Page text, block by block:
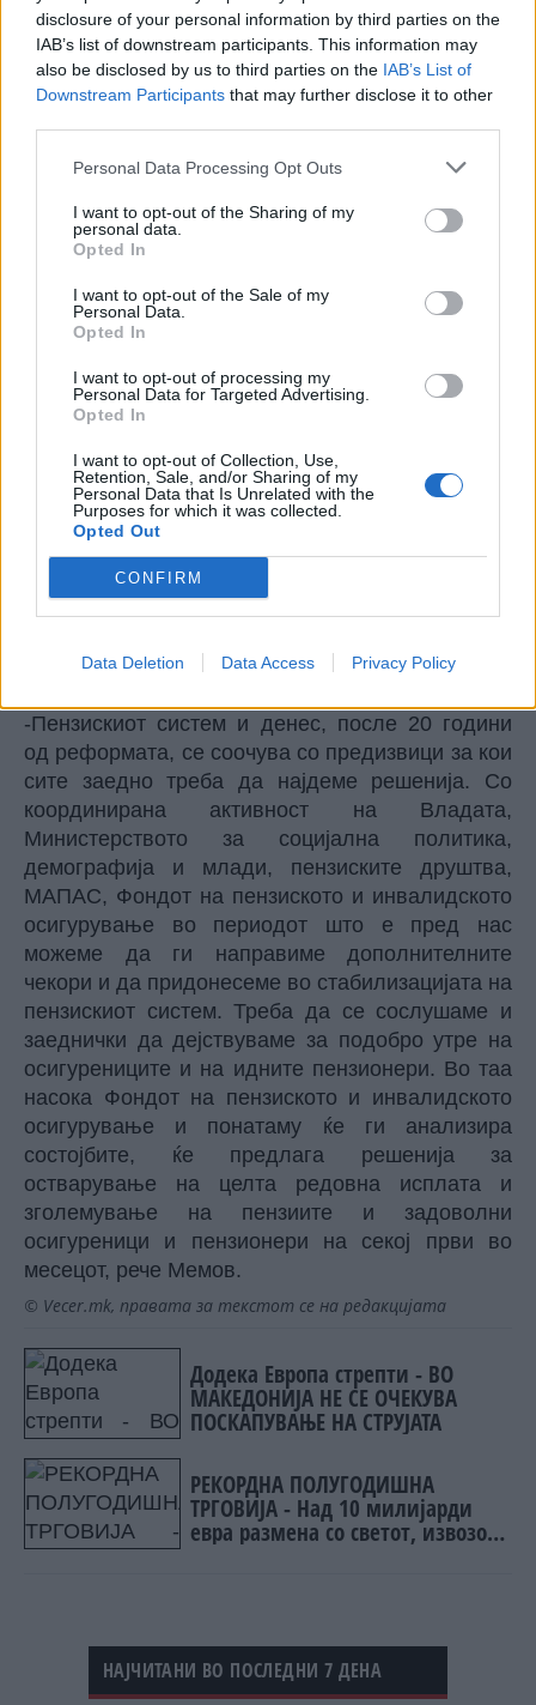
disclosure of your personal information by third parties on the
IAB’s list of downstream participants. This information may
also be disclosed by us to third parties on the IAB’s List of
Downstream Participants that may further disclose it to other
Personal Data Processing Opt Outs
I want to opt-out of the Sharing of my
personal data.
Opted In
I want to opt-out of the Sale of my
Personal Data.
Opted In
I want to opt-out of processing my
Personal Data for Targeted Advertising.
Opted In
I want to opt-out of Collection, Use,
Retention, Sale, and/or Sharing of my
Personal Data that Is Unrelated with the
Purposes for which it was collected.
Opted Out
CONFIRM
Data Deletion Data Access Privacy Policy
како што се можност за уплата на придонес
за ПИО од страна на физички лица кои не се
во редовен работен однос, а остваруваат
години живот за сите вработени во
приватниот сектор; постепено зголемување
на стапката на придонес за ПИО од 0,3
проценти годишно до 2030 година и плаќање
на придонесите на ангажираните лица со
договор на дело во јавниот сектор.
Мемов посочи дека реформата на пензискиот
систем придонесе да се подобри наплатата на
придонесите со што е оневозможена
број на вработени не се плаќале придонесите
за пензиско осигурување и тие денес имаат
проблем во остварувањето на правото на
пензија и регулирање на стажот, а со
воведувањето на вториот столб осигурениците,
поголема сигурност во остварувањето на
-Пензискиот систем и денес, после 20 години
од реформата, се соочува со предизвици за кои
сите заедно треба да најдеме решенија. Со
координирана активност на Владата,
Министерството за социјална политика,
демографија и млади, пензиските друштва,
МАПАС, Фондот на пензиското и инвалидското
осигурување во периодот што е пред нас
можеме да ги направиме дополнителните
чекори и да придонесеме во стабилизацијата на
пензискиот систем. Треба да се сослушаме и
заеднички да дејствуваме за подобро утре на
осигурениците и на идните пензионери. Во таа
насока Фондот на пензиското и инвалидското
осигурување и понатаму ќе ги анализира
состојбите, ќе предлага решенија за
остварување на целта редовна исплата и
зголемување на пензиите и задоволни
осигуреници и пензионери на секој први во
месецот, рече Мемов.
© Vecer.mk, правата за текстот се на редакцијата
Додека Европа стрепти - ВО
МАКЕДОНИЈА НЕ СЕ ОЧЕКУВА
ПОСКАПУВАЊЕ НА СТРУЈАТА
РЕКОРДНА ПОЛУГОДИШНА
ТРГОВИЈА - Над 10 милијарди
евра размена со светот, извозот
расте побрзо од увозот
НАЈЧИТАНИ ВО ПОСЛЕДНИ 7 ДЕНА